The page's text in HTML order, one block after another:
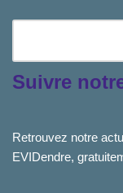
Suivre
Retrouvez notre
EVIDendre,